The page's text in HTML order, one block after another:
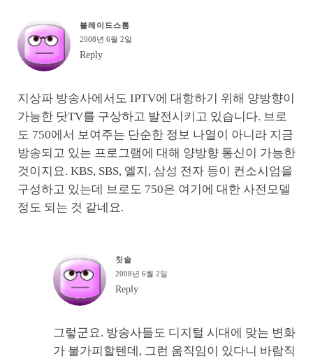
블레이드스톰
2008년 6월 2일
Reply
지상파 방송사에서도 IPTV에 대항하기 위해 양방향이
가능한 닷TV를 구상하고 발전시키고 있습니다. 브로
도 750에서 보여주는 단순한 정보 나열이 아니라 지금
방송되고 있는 프로그램에 대해 양방향 통신이 가능한
것이지요. KBS, SBS, 엘지, 삼성 전자 등이 컨소시엄을
구성하고 있는데 브로도 750은 여기에 대한 사전모델
정도 되는 것 같네요.
칫솔
2008년 6월 2일
Reply
그렇군요. 방송사들도 디지털 시대에 맞는 변화
가 불가피할텐데, 그런 움직임이 있다니 바람직